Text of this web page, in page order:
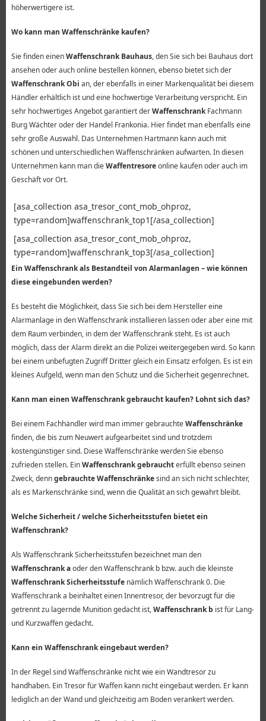
höherwertigere ist.
Wo kann man Waffenschränke kaufen?
Sie finden einenWaffenschrank Bauhaus, den Sie sich bei Bauhaus dort
ansehen oder auch online bestellen können, ebenso bietet sich der
Waffenschrank Obi an, der ebenfalls in einer Markenqualität bei diesem
Händler erhältlich ist und eine hochwertige Verarbeitung verspricht. Ein
sehr hochwertiges Angebot garantiert derWaffenschrankFachmann
Burg Wächter oder der Handel Frankonia. Hier findet man ebenfalls eine
sehr große Auswahl. Das Unternehmen Hartmann kann auch mit
schönen und unterschiedlichen Waffenschränken aufwarten. In diesen
Unternehmen kann man dieWaffentresoreonline kaufen oder auch im
Geschäft vor Ort.
[asa_collection asa_tresor_cont_mob_ohproz,
type=random]waffenschrank_top1[/asa_collection]
[asa_collection asa_tresor_cont_mob_ohproz,
type=random]waffenschrank_top3[/asa_collection]
Ein Waffenschrank als Bestandteil von Alarmanlagen – wie können
diese eingebunden werden?
Es besteht die Möglichkeit, dass Sie sich bei dem Hersteller eine
Alarmanlage in den Waffenschrank installieren lassen oder aber eine mit
dem Raum verbinden, in dem der Waffenschrank steht. Es ist auch
möglich, dass der Alarm direkt an die Polizei weitergegeben wird. So kann
bei einem unbefugten Zugriff Dritter gleich ein Einsatz erfolgen. Es ist ein
kleines Aufgeld, wenn man den Schutz und die Sicherheit gegenrechnet.
Kann man einen Waffenschrank gebraucht kaufen? Lohnt sich das?
Bei einem Fachhändler wird man immer gebrauchteWaffenschränke
finden, die bis zum Neuwert aufgearbeitet sind und trotzdem
kostengünstiger sind. Diese Waffenschränke werden Sie ebenso
zufrieden stellen. EinWaffenschrank gebrauchterfüllt ebenso seinen
Zweck, denngebrauchte Waffenschränkesind an sich nicht schlechter,
als es Markenschränke sind, wenn die Qualität an sich gewahrt bleibt.
Welche Sicherheit / welche Sicherheitsstufen bietet ein
Waffenschrank?
Als Waffenschrank Sicherheitsstufen bezeichnet man den
Waffenschrank aoder den Waffenschrank b bzw. auch die kleinste
Waffenschrank Sicherheitsstufenämlich Waffenschrank 0. Die
Waffenschrank a beinhaltet einen Innentresor, der bevorzugt für die
getrennt zu lagernde Munition gedacht ist,Waffenschrank b ist für Lang-
und Kurzwaffen gedacht.
Kann ein Waffenschrank eingebaut werden?
In der Regel sind Waffenschränke nicht wie ein Wandtresor zu
handhaben. Ein Tresor für Waffen kann nicht eingebaut werden. Er kann
lediglich an der Wand und gleichzeitig am Boden verankert werden.